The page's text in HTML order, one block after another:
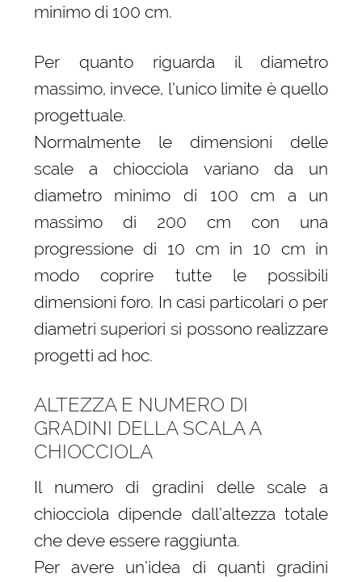
minimo di 100 cm.
Per quanto riguarda il diametro
massimo, invece, l’unico limite è quello
progettuale.
Normalmente le dimensioni delle
scale a chiocciola variano da un
diametro minimo di 100 cm a un
massimo di 200 cm con una
progressione di 10 cm in 10 cm in
modo coprire tutte le possibili
dimensioni foro. In casi particolari o per
diametri superiori si possono realizzare
progetti ad hoc.
ALTEZZA E NUMERO DI
GRADINI DELLA SCALA A
CHIOCCIOLA
Il numero di gradini delle scale a
chiocciola dipende dall’altezza totale
che deve essere raggiunta.
Per avere un’idea di quanti gradini